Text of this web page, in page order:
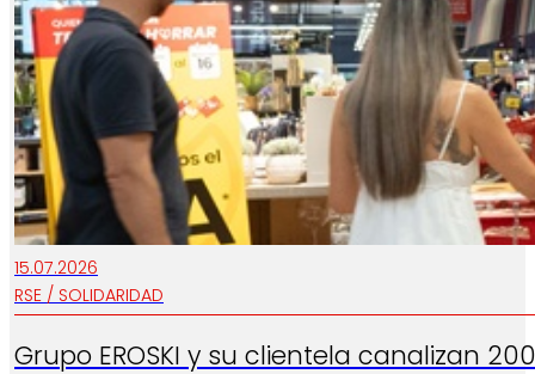
15.07.2026
RSE / SOLIDARIDAD
Grupo EROSKI y su clientela canalizan